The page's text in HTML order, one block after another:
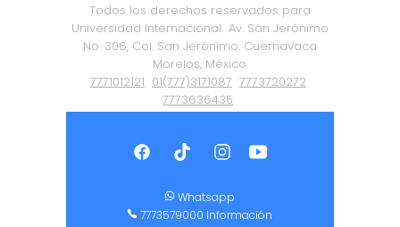
Todos los derechos reservados para
Universidad Internacional Av. San Jerónimo
No. 306, Col. San Jerónimo. Cuernavaca
Morelos, México
7771012121 01(777)3171087 7773720272
7773636435
Política de Privacidad|Certificación ISO
Whatsapp
7773579000 Información